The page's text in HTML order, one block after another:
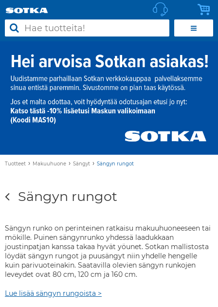
Tuotteet › Makuuhuone › Sängyt › Sängyn rungot
Sängyn rungot
Sängyn runko on perinteinen ratkaisu makuuhuoneeseen tai
mökille. Puinen sängynrunko yhdessä laadukkaan
joustinpatjan kanssa takaa hyvät yöunet. Sotkan mallistosta
löydät sängyn rungot ja puusängyt niin yhdelle hengelle
kuin parivuoteinakin. Saatavilla olevien sängyn runkojen
leveydet ovat 80 cm, 120 cm ja 160 cm.
Lue lisää sängyn rungoista >